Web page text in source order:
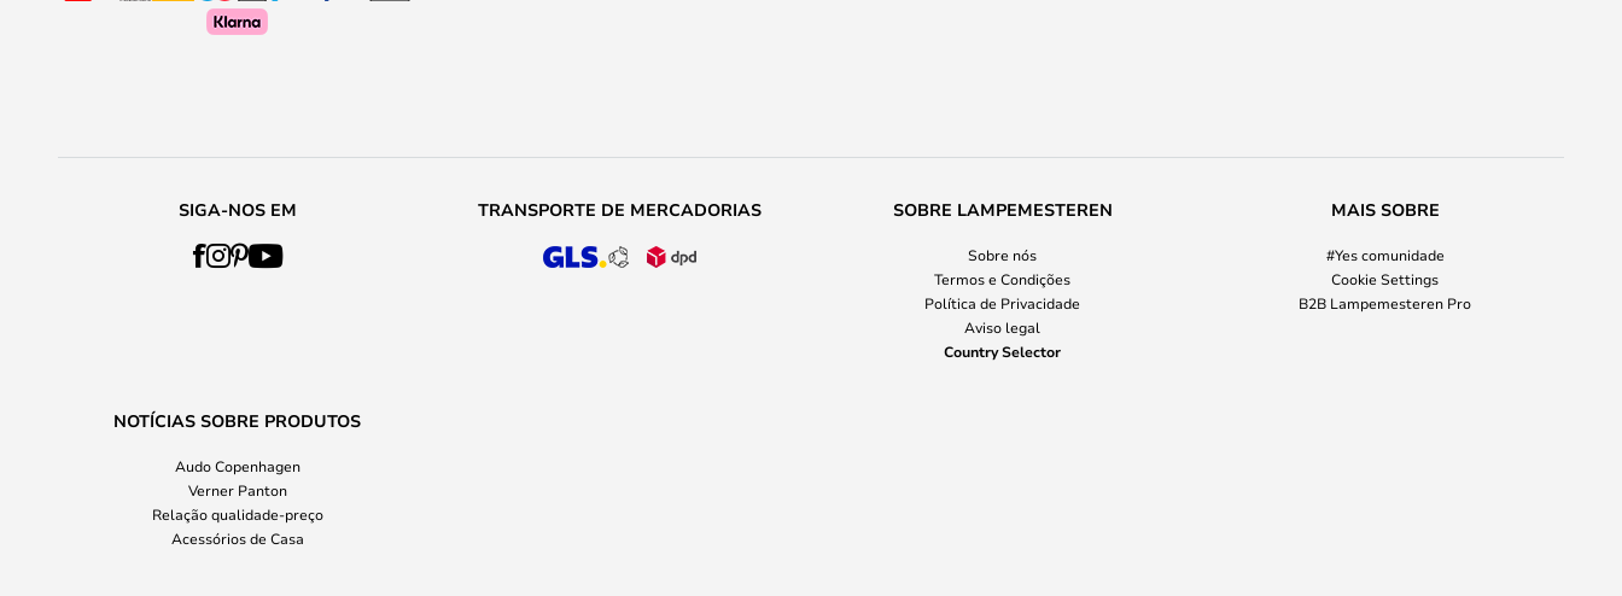
SIGA-NOS EM TRANSPORTE DE MERCADORIAS SOBRE LAMPEMESTEREN
Sobre nós
Termos e Condições
Política de Privacidade
Aviso legal
Country Selector
MAIS SOBRE
#Yes comunidade
Cookie Settings
B2B Lampemesteren Pro
NOTÍCIAS SOBRE PRODUTOS
Audo Copenhagen
Verner Panton
Relação qualidade-preço
Acessórios de Casa